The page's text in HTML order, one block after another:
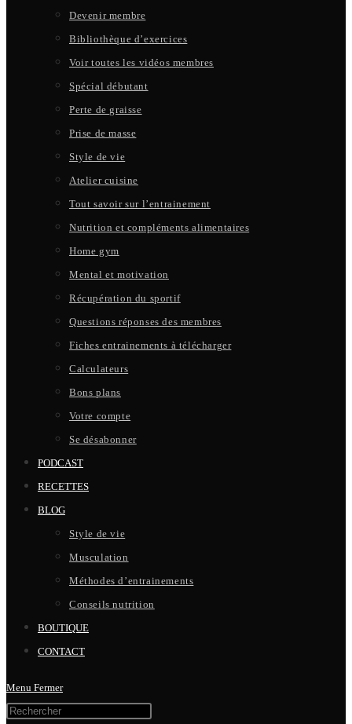
Devenir membre
Bibliothèque d’exercices
Voir toutes les vidéos membres
Spécial débutant
Perte de graisse
Prise de masse
Style de vie
Atelier cuisine
Tout savoir sur l’entrainement
Nutrition et compléments alimentaires
Home gym
Mental et motivation
Récupération du sportif
Questions réponses des membres
Fiches entrainements à télécharger
Calculateurs
Bons plans
Votre compte
Se désabonner
PODCAST
RECETTES
BLOG
Style de vie
Musculation
Méthodes d’entrainements
Conseils nutrition
BOUTIQUE
CONTACT
Menu Fermer